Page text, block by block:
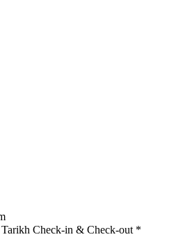
Tarikh Check-in & Check-out *